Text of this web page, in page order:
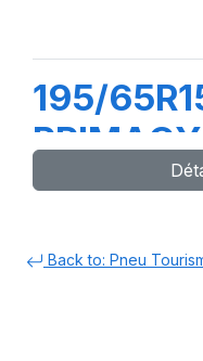
195/
Back to: Pneu